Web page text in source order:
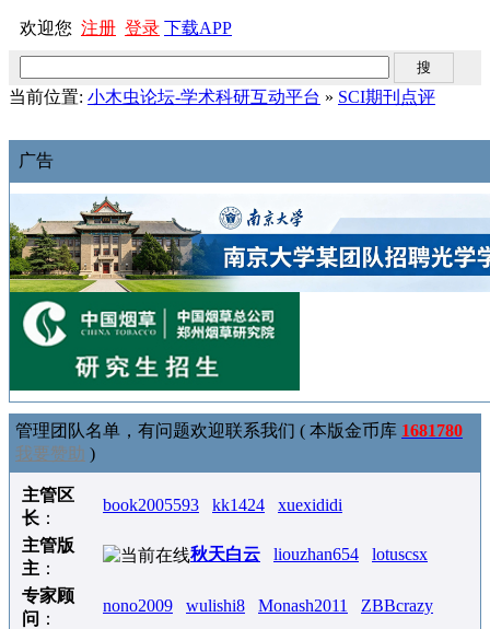
欢迎您 注册 登录 下载APP
当前位置: 小木虫论坛-学术科研互动平台 » SCI期刊点评
广告
管理团队名单，有问题欢迎联系我们 ( 本版金币库 1681780
我要赞助 )
主管区
长 ：
book2005593 kk1424 xuexididi
主管版
主 ：
秋天白云 liouzhan654 lotuscsx
专家顾
问 ：
nono2009 wulishi8 Monash2011 ZBBcrazy